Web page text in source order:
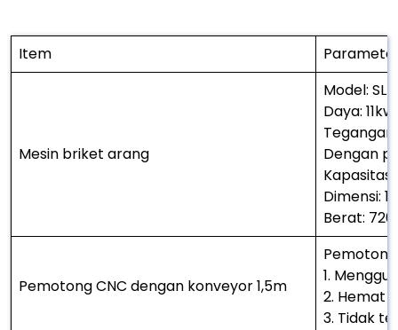
Item
Mesin briket arang
Model: SL-
Daya: 11kw
Dengan
Dimensi:
Berat:
Pemotong CNC dengan konveyor 1,5m
1.
2. Hemat
3. Tidak